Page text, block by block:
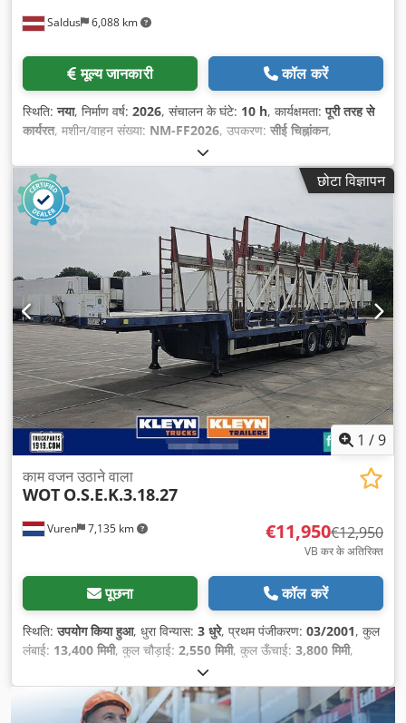
Saldus 6,088 km
मूल्य जानकारी कॉल करें
स्थिति:नया, निर्माण वर्ष: 2026, संचालन के घंटे: 10 h, कार्यक्षमता:पूरी तरह से
कार्यरत, मशीन/वाहन संख्या: NM-FF2026, उपकरण: सीई चिह्नांकन,
छोटा विज्ञापन
1 /9
Vuren 7,135 km
काम वजन उठाने वाला
WOT O.S.E.K.3.18.27
€11,950€12,950
VB कर के अतिरिक्त
पूछना कॉल करें
स्थिति:उपयोग किया हुआ, धुरा विन्यास: 3 धुरे, प्रथम पंजीकरण: 03/2001, कुल
लंबाई: 13,400 मिमी, कुल चौड़ाई: 2,550 मिमी, कुल ऊँचाई: 3,800 मिमी,
385/55R22,5
अन्य, निर्माण वर्ष:2001, उपकरण:एबीएस,